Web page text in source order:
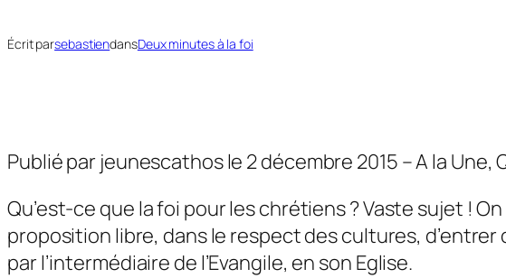
Écrit parsebastiendansDeux minutes à la foi
Publié par jeunescathos le 2 décembre 2015 – A la Une,
Qu’est-ce que la foi pour les chrétiens ? Vaste sujet !
proposition libre, dans le respect des cultures, d’entrer
par l’intermédiaire de l’Evangile, en son Eglise.